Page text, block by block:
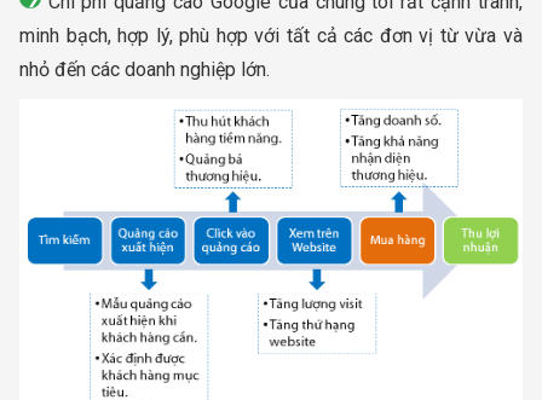
minh bạch, hợp lý, phù hợp với tất cả các đơn vị từ vừa và
nhỏ đến các doanh nghiệp lớn.